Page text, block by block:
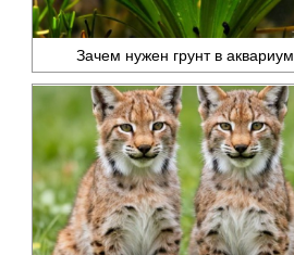
Зачем нужен грунт в аквариум